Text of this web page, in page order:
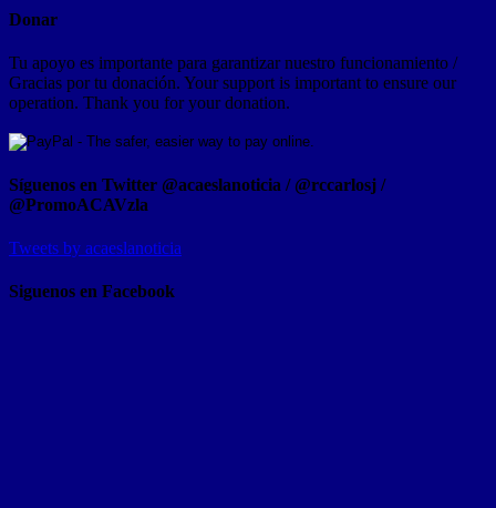
Donar
Tu apoyo es importante para garantizar nuestro funcionamiento /
Gracias por tu donación. Your support is important to ensure our
operation. Thank you for your donation.
Síguenos en Twitter @acaeslanoticia / @rccarlosj /
@PromoACAVzla
Tweets by acaeslanoticia
Siguenos en Facebook